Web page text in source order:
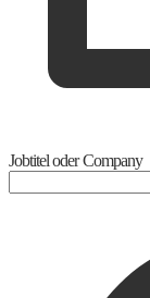
Jobtitel oder Company